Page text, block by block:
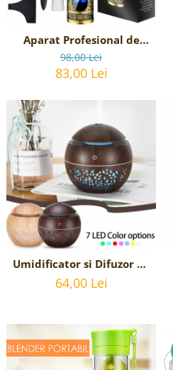
Aparat Profesional de
tuns barba sau parul
98,00 Lei
83,00 Lei
Umidificator si Difuzor de
Arome Terapeutice -
Aromaterapie - cu lumini
- 130 ml - Stejar Inchis
64,00 Lei